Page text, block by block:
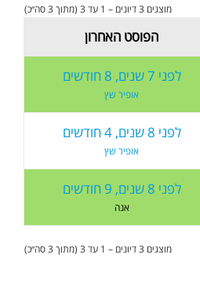
מוצגים 3 דיונים – 1 עד 3 (מתוך 3 סה״כ)
הפוסט האחרון
לפני 7 שנים, 8 חודשים
אופיר שץ
לפני 8 שנים, 4 חודשים
אופיר שץ
לפני 8 שנים, 9 חודשים
אנה
מוצגים 3 דיונים – 1 עד 3 (מתוך 3 סה״כ)